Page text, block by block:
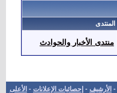
المنتدى
منتدى الأخبار والحوادث
- الأرشيف - إحصائيات الإعلانات - الأعلى